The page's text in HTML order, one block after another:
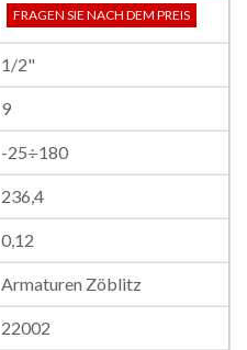
FRAGEN SIE NACH DEM PREIS
1/2"
9
-25÷180
236,4
0,12
Armaturen Zöblitz
22002